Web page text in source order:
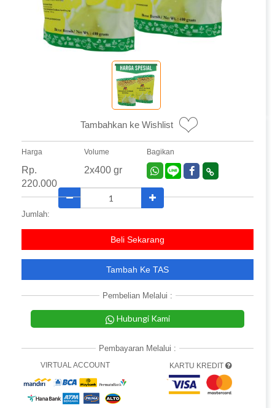
Tambahkan ke Wishlist
Harga
Rp.
220.000
Volume
2x400 gr
Bagikan
Jumlah:
Beli Sekarang
Tambah Ke TAS
Pembelian Melalui :
Hubungi Kami
Pembayaran Melalui :
VIRTUAL ACCOUNT KARTU KREDIT